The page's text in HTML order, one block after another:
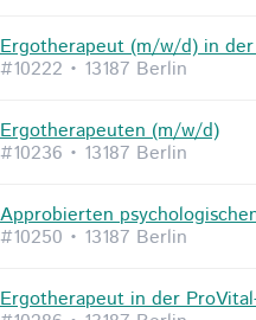
Ergotherapeut (m/w/d) in
#10222 • 13187 Berlin
Ergotherapeuten (m/w/d)
#10236 • 13187 Berlin
Approbierten
#10250 • 13187 Berlin
Ergotherapeut in der